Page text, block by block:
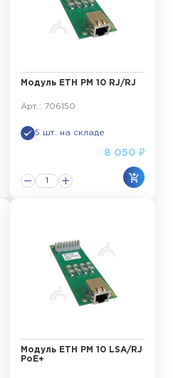
Модуль ЕТН РМ 10 RJ/RJ
Арт.: 706150
5 шт. на складе
8 050 ₽
Модуль ЕТН РМ 10 LSA/RJ
PoE+